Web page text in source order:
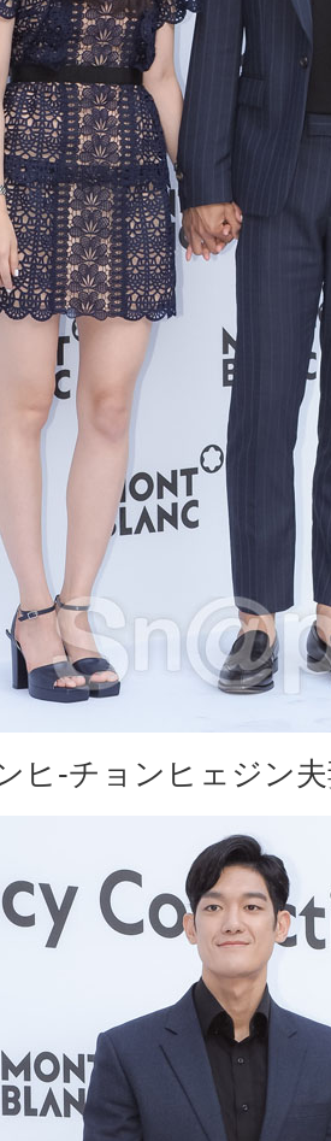
ヒ-チョンヒェジン